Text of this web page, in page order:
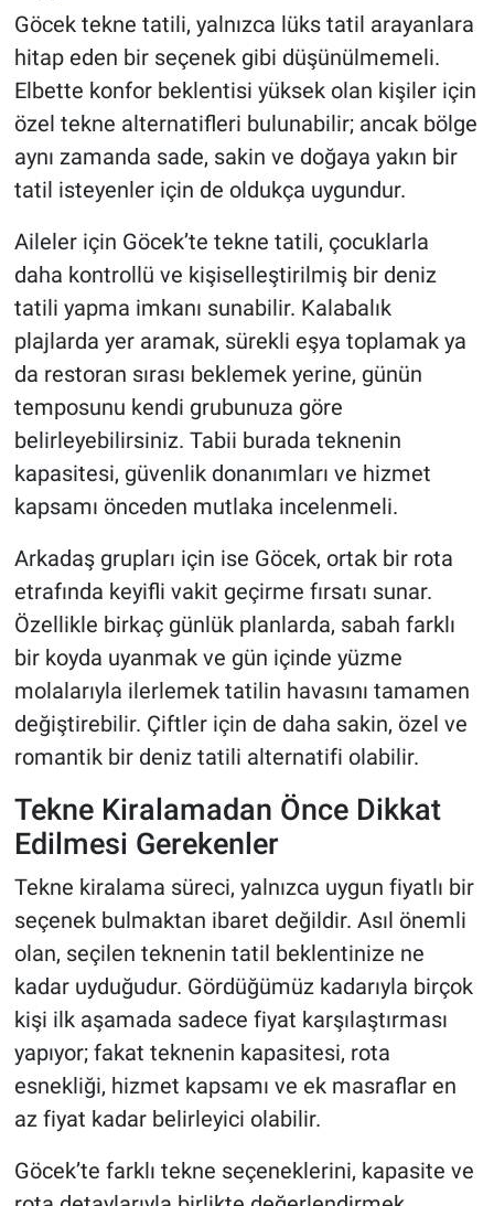
Göcek tekne tatili, yalnızca lüks tatil arayanlara
hitap eden bir seçenek gibi düşünülmemeli.
Elbette konfor beklentisi yüksek olan kişiler için
özel tekne alternatifleri bulunabilir; ancak bölge
aynı zamanda sade, sakin ve doğaya yakın bir
tatil isteyenler için de oldukça uygundur.
Aileler için Göcek’te tekne tatili, çocuklarla
daha kontrollü ve kişiselleştirilmiş bir deniz
tatili yapma imkanı sunabilir. Kalabalık
plajlarda yer aramak, sürekli eşya toplamak ya
da restoran sırası beklemek yerine, günün
temposunu kendi grubunuza göre
belirleyebilirsiniz. Tabii burada teknenin
kapasitesi, güvenlik donanımları ve hizmet
kapsamı önceden mutlaka incelenmeli.
Arkadaş grupları için ise Göcek, ortak bir rota
etrafında keyifli vakit geçirme fırsatı sunar.
Özellikle birkaç günlük planlarda, sabah farklı
bir koyda uyanmak ve gün içinde yüzme
molalarıyla ilerlemek tatilin havasını tamamen
değiştirebilir. Çiftler için de daha sakin, özel ve
romantik bir deniz tatili alternatifi olabilir.
Tekne Kiralamadan Önce Dikkat
Edilmesi Gerekenler
Tekne kiralama süreci, yalnızca uygun fiyatlı bir
seçenek bulmaktan ibaret değildir. Asıl önemli
olan, seçilen teknenin tatil beklentinize ne
kadar uyduğudur. Gördüğümüz kadarıyla birçok
kişi ilk aşamada sadece fiyat karşılaştırması
yapıyor; fakat teknenin kapasitesi, rota
esnekliği, hizmet kapsamı ve ek masraflar en
az fiyat kadar belirleyici olabilir.
Göcek’te farklı tekne seçeneklerini, kapasite ve